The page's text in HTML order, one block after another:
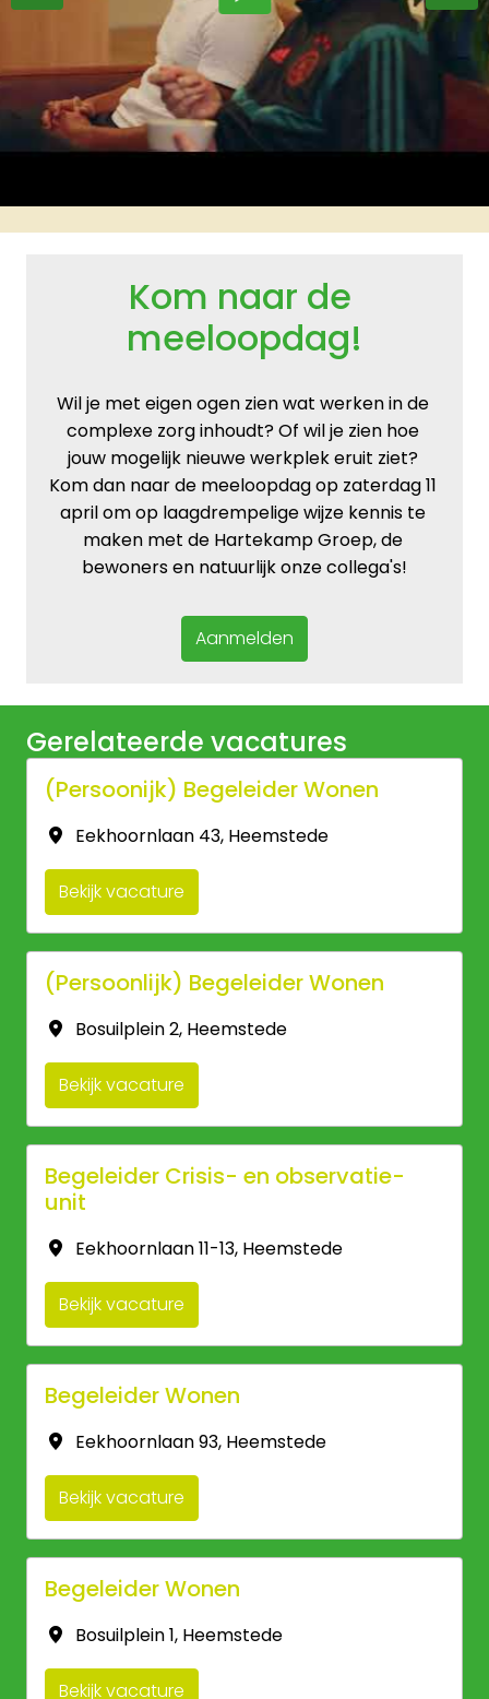
Kom naar de
meeloopdag!
Wil je met eigen ogen zien wat werken in de
complexe zorg inhoudt? Of wil je zien hoe
jouw mogelijk nieuwe werkplek eruit ziet?
Kom dan naar de meeloopdag op zaterdag 11
april om op laagdrempelige wijze kennis te
maken met de Hartekamp Groep, de
bewoners en natuurlijk onze collega's!
Aanmelden
Gerelateerde vacatures
(Persoonijk) Begeleider Wonen
Eekhoornlaan 43, Heemstede
Bekijk vacature
(Persoonlijk) Begeleider Wonen
Bosuilplein 2, Heemstede
Bekijk vacature
Begeleider Crisis- en observatie-
unit
Eekhoornlaan 11-13, Heemstede
Bekijk vacature
Begeleider Wonen
Eekhoornlaan 93, Heemstede
Bekijk vacature
Begeleider Wonen
Bosuilplein 1, Heemstede
Bekijk vacature